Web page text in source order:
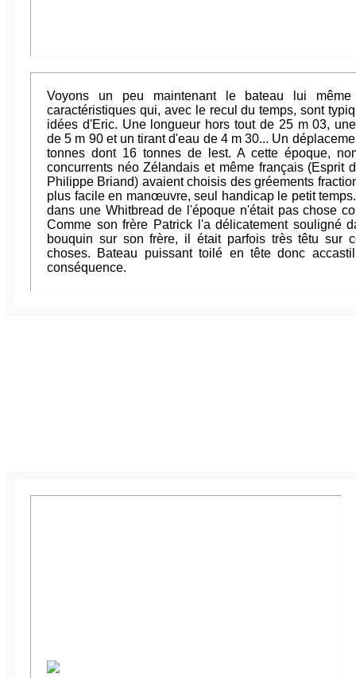
Voyons un peu maintenant le bateau lui
caractéristiques qui, avec le recul du temps, sont
idées d'Eric. Une longueur hors tout de 25 m 03,
de 5 m 90 et un tirant d'eau de 4 m 30... Un
tonnes dont 16 tonnes de lest. A cette époque,
concurrents néo Zélandais et même français (Esprit
Philippe Briand) avaient choisis des gréements
plus facile en manœuvre, seul handicap le petit
dans une Whitbread de l'époque n'était pas chose
Comme son frère Patrick l'a délicatement souligné
bouquin sur son frère, il était parfois très têtu sur
choses. Bateau puissant toilé en tête donc
conséquence.